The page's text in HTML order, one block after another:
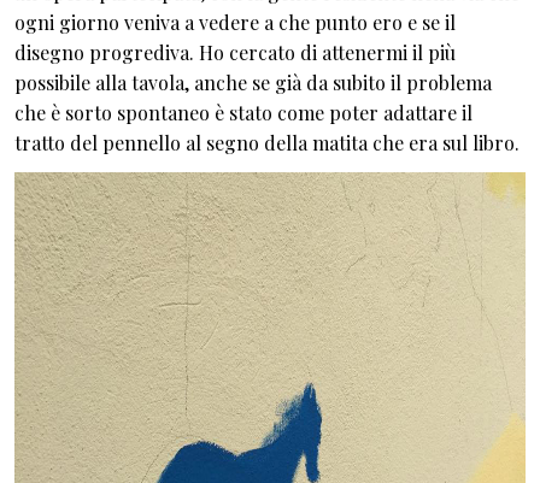
ogni giorno veniva a vedere a che punto ero e se il
disegno progrediva. Ho cercato di attenermi il più
possibile alla tavola, anche se già da subito il problema
che è sorto spontaneo è stato come poter adattare il
tratto del pennello al segno della matita che era sul libro.